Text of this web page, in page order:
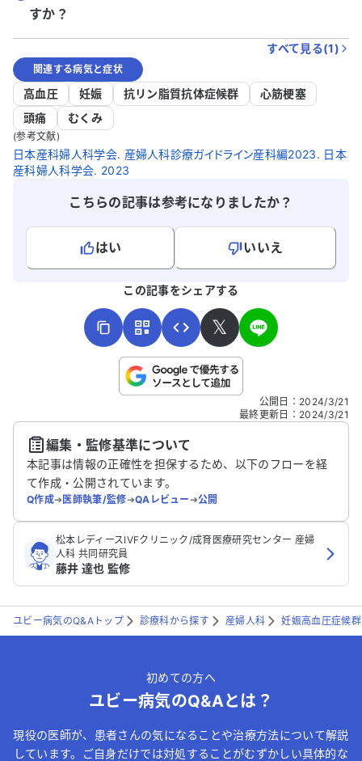
すか？
すべて見る(1)
関連する病気と症状
高血圧 妊娠 抗リン脂質抗体症候群
心筋梗塞
頭痛
むくみ
(参考文献)
日本産科婦人科学会. 産婦人科診療ガイドライン産科編2023. 日本
産科婦人科学会. 2023
こちらの記事は参考になりましたか？
はい
いいえ
こちらは送信専用のフォームです。氏名やご自身の病気の詳細な
送信する
この記事をシェアする
𝕏
公開日 ： 2024/3/21
最終更新日 ： 2024/3/21
編集・監修基準について
本記事は情報の正確性を担保するため、以下のフローを経
て作成・公開されています。
Q作成➔医師執筆/監修➔QAレビュー➔公開
松本レディースIVFクリニック/成育医療研究センター 産婦
人科 共同研究員
藤井 達也 監修
ユビー病気のQ&Aトップ 診療科から探す 産婦人科 妊娠高血圧症候群
初めての方へ
ユビー病気のQ&Aとは？
現役の医師が、患者さんの気になることや治療方法について解説
しています。ご自身だけでは対処することがむずかしい具体的な